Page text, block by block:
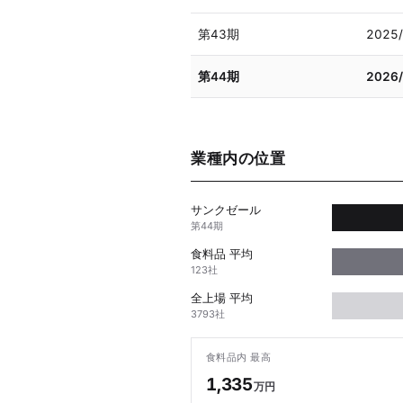
第43期
第44期
業種内の位置
サンクゼール
第44期
食料品 平均
123社
全上場 平均
3793社
食料品内 最高
1,335万円